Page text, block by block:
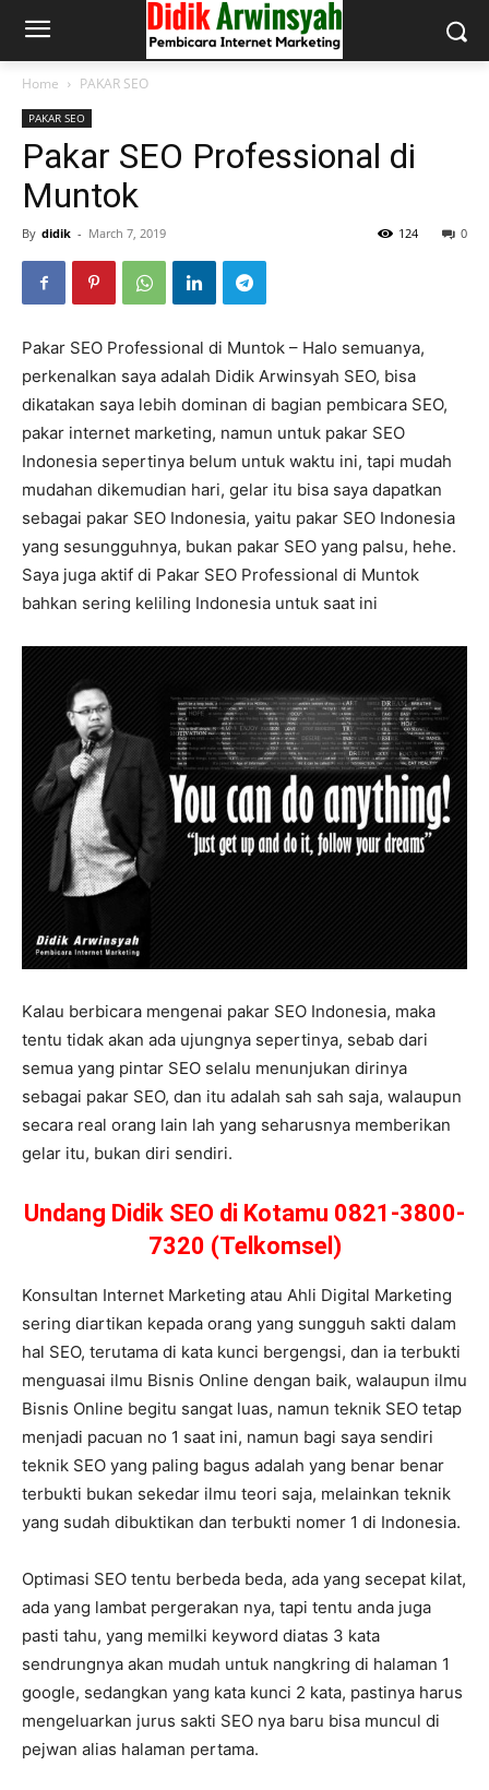
Home PAKAR SEO
PAKAR SEO
Pakar SEO Professional di
Muntok
By didik - March 7, 2019 0
124
Pakar SEO Professional di Muntok – Halo semuanya,
perkenalkan saya adalah Didik Arwinsyah SEO, bisa
dikatakan saya lebih dominan di bagian pembicara SEO,
pakar internet marketing, namun untuk pakar SEO
Indonesia sepertinya belum untuk waktu ini, tapi mudah
mudahan dikemudian hari, gelar itu bisa saya dapatkan
sebagai pakar SEO Indonesia, yaitu pakar SEO Indonesia
yang sesungguhnya, bukan pakar SEO yang palsu, hehe.
Saya juga aktif di Pakar SEO Professional di Muntok
bahkan sering keliling Indonesia untuk saat ini
Kalau berbicara mengenai pakar SEO Indonesia, maka
tentu tidak akan ada ujungnya sepertinya, sebab dari
semua yang pintar SEO selalu menunjukan dirinya
sebagai pakar SEO, dan itu adalah sah sah saja, walaupun
secara real orang lain lah yang seharusnya memberikan
gelar itu, bukan diri sendiri.
Undang Didik SEO di Kotamu 0821-3800-
7320 (Telkomsel)
Konsultan Internet Marketing atau Ahli Digital Marketing
sering diartikan kepada orang yang sungguh sakti dalam
hal SEO, terutama di kata kunci bergengsi, dan ia terbukti
menguasai ilmu Bisnis Online dengan baik, walaupun ilmu
Bisnis Online begitu sangat luas, namun teknik SEO tetap
menjadi pacuan no 1 saat ini, namun bagi saya sendiri
teknik SEO yang paling bagus adalah yang benar benar
terbukti bukan sekedar ilmu teori saja, melainkan teknik
yang sudah dibuktikan dan terbukti nomer 1 di Indonesia.
Optimasi SEO tentu berbeda beda, ada yang secepat kilat,
ada yang lambat pergerakan nya, tapi tentu anda juga
pasti tahu, yang memilki keyword diatas 3 kata
sendrungnya akan mudah untuk nangkring di halaman 1
google, sedangkan yang kata kunci 2 kata, pastinya harus
mengeluarkan jurus sakti SEO nya baru bisa muncul di
pejwan alias halaman pertama.